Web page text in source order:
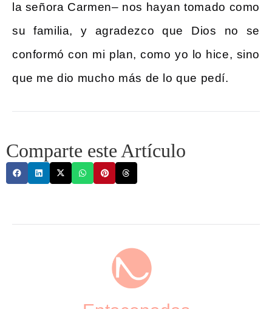
la señora Carmen– nos hayan tomado como
su familia, y agradezco que Dios no se
conformó con mi plan, como yo lo hice, sino
que me dio mucho más de lo que pedí.
Comparte este Artículo